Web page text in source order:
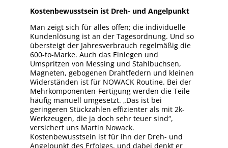
Kostenbewusstsein ist Dreh- und Angelpunkt
Man zeigt sich für alles offen; die individuelle
Kundenlösung ist an der Tagesordnung. Und so
übersteigt der Jahresverbrauch regelmäßig die
600-to-Marke. Auch das Einlegen und
Umspritzen von Messing und Stahlbuchsen,
Magneten, gebogenen Drahtfedern und kleinen
Widerständen ist für NOWACK Routine. Bei der
Mehrkomponenten-Fertigung werden die Teile
häufig manuell umgesetzt. „Das ist bei
geringeren Stückzahlen effizienter als mit 2k-
Werkzeugen, die ja doch sehr teuer sind“,
versichert uns Martin Nowack.
Kostenbewusstsein ist für ihn der Dreh- und
Angelpunkt des Erfolges, und dabei denkt er